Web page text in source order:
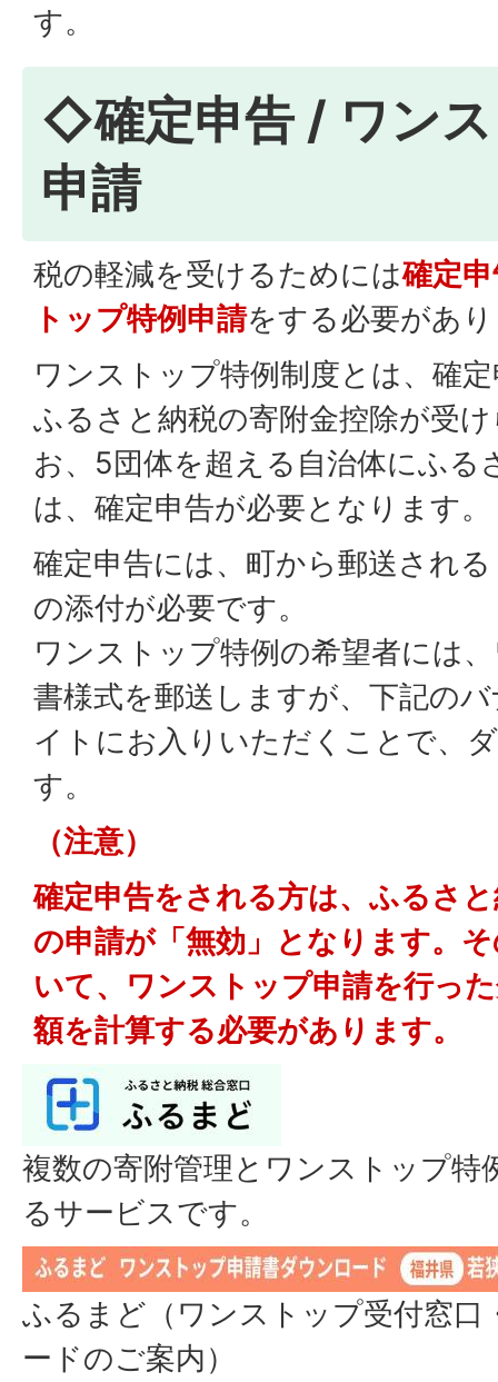
す。
◇確定申告 / ワン
申請
税の軽減を受けるためには確定
トップ特例申請をする必要があ
ワンストップ特例制度とは、確
ふるさと納税の寄附金控除が受
お、5団体を超える自治体にふる
は、確定申告が必要となります。
確定申告には、町から郵送される
の添付が必要です。
ワンストップ特例の希望者には
書様式を郵送しますが、下記の
イトにお入りいただくことで、
す。
（注意）
確定申告をされる方は、ふるさ
の申請が「無効」となります。
いて、ワンストップ申請を行っ
額を計算する必要があります。
複数の寄附管理とワンストップ特
るサービスです。
ふるまど（ワンストップ受付窓口
ードのご案内）